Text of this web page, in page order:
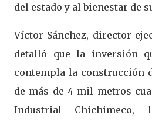
del estado y al bienestar de
Víctor Sánchez, director
detalló que la inversión
contempla la construcción
de más de 4 mil metros
Industrial